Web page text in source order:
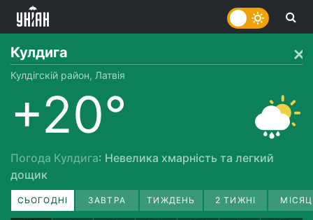
Кулдига
Кулдігскій район, Латвія
+20°
Погода Кулдига: Невелика хмарність та легкий
дощик
СЬОГОДНІ ЗАВТРА ТИЖДЕНЬ 2 ТИЖНІ